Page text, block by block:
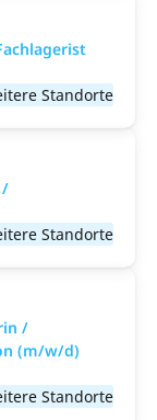
Standorte
/
Standorte
/
(m/w/d)
Standorte